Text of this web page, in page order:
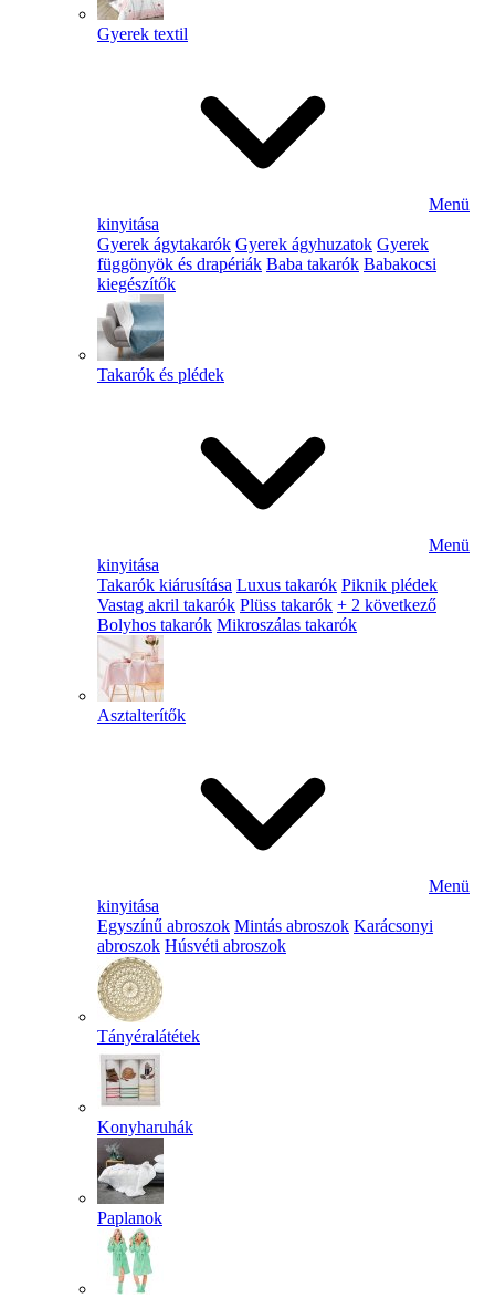
Gyerek textil
Menü
kinyitása
Gyerek ágytakarók Gyerek ágyhuzatok Gyerek
függönyök és drapériák Baba takarók Babakocsi
kiegészítők
Takarók és plédek
Menü
kinyitása
Takarók kiárusítása Luxus takarók Piknik plédek
Vastag akril takarók Plüss takarók + 2 következő
Bolyhos takarók Mikroszálas takarók
Asztalterítők
Menü
kinyitása
Egyszínű abroszok Mintás abroszok Karácsonyi
abroszok Húsvéti abroszok
Tányéralátétek
Konyharuhák
Paplanok